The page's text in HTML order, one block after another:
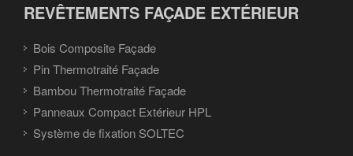
REVÊTEMENTS FAÇADE EXTÉRIEUR
Bois Composite Façade
Pin Thermotraité Façade
Bambou Thermotraité Façade
Panneaux Compact Extérieur HPL
Système de fixation SOLTEC